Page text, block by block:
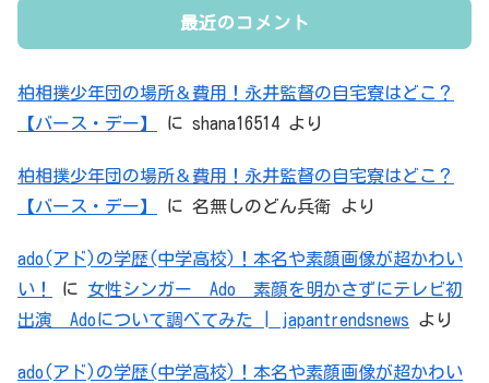
最近のコメント
柏相撲少年団の場所＆費用！永井監督の自宅寮はどこ？
【バース・デー】
に shana16514 より
柏相撲少年団の場所＆費用！永井監督の自宅寮はどこ？
【バース・デー】
に 名無しのどん兵衛 より
ado(アド)の学歴(中学高校)！本名や素顔画像が超かわい
い！
に 女性シンガー Ado 素顔を明かさずにテレビ初
出演 Adoについて調べてみた | japantrendsnews より
ado(アド)の学歴(中学高校)！本名や素顔画像が超かわい